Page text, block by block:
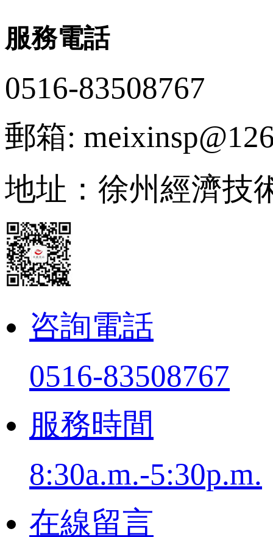
服務電話
0516-83508767
郵箱:
地址：徐州經濟技
咨詢電話
0516-83508767
服務時間
8:30a.m.-5:30p.m.
在線留言